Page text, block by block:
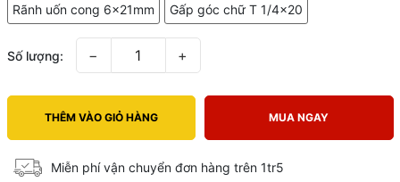
Rãnh uốn cong 6x21mm Gấp góc chữ T 1/4x20
Số lượng: − +
THÊM VÀO GIỎ HÀNG MUA NGAY
Miễn phí vận chuyển đơn hàng trên 1tr5